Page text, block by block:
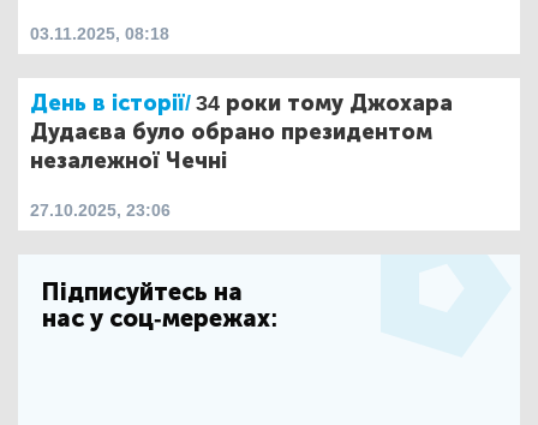
03.11.2025, 08:18
День в історії/34 роки тому Джохара
Дудаєва було обрано президентом
незалежної Чечні
27.10.2025, 23:06
Підписуйтесь на
нас у соц-мережах: